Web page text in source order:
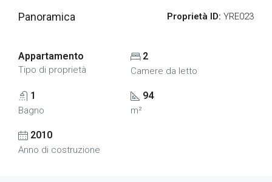
Panoramica Proprietà ID: YRE023
Appartamento
Tipo di proprietà
2
Camere da letto
1
Bagno
94
m²
2010
Anno di costruzione